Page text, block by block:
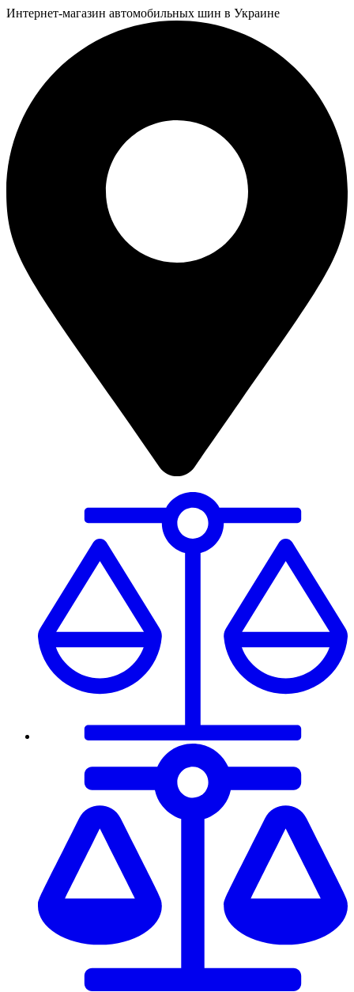
Интернет-магазин автомобильных шин в Украине